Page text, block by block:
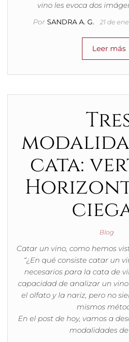
vino les evoca dos
Por SANDRA A. G. 21 de
Leer más
cata:
Blog
Catar un vino, como hemos
“¿En qué consiste catar un
necesarios para la cata de
capacidad de analizar un
el olfato y la nariz, pero no
mismos
En el post de hoy, vamos a
modalidades